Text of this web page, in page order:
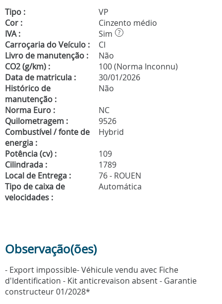
Tipo :
VP
Cor :
Cinzento médio
IVA :
Sim ?
Carroçaria do Veículo :
CI
Livro de manutenção :
Não
CO2 (g/km) :
100 (Norma Inconnu)
Data de matricula :
30/01/2026
Histórico de
manutenção :
Não
Norma Euro :
NC
Quilometragem :
9526
Combustível / fonte de
energia :
Hybrid
Potência (cv) :
109
Cilindrada :
1789
Local de Entrega :
76 - ROUEN
Tipo de caixa de
velocidades :
Automática
Observação(ões)
- Export impossible- Véhicule vendu avec Fiche
d'Identification - Kit anticrevaison absent - Garantie
constructeur 01/2028*